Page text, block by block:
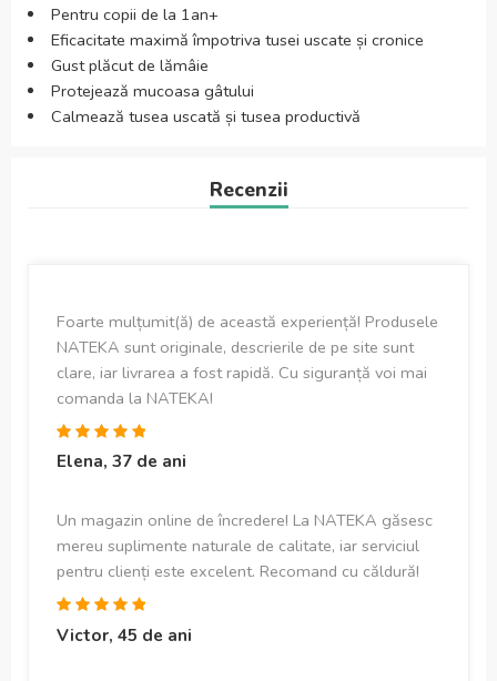
Pentru copii de la 1an+
Eficacitate maximă împotriva tusei uscate și cronice
Gust plăcut de lămâie
Protejează mucoasa gâtului
Calmează tusea uscată și tusea productivă
Recenzii
Foarte mulțumit(ă) de această experiență! Produsele
NATEKA sunt originale, descrierile de pe site sunt
clare, iar livrarea a fost rapidă. Cu siguranță voi mai
comanda la NATEKA!
Elena, 37 de ani
Un magazin online de încredere! La NATEKA găsesc
mereu suplimente naturale de calitate, iar serviciul
pentru clienți este excelent. Recomand cu căldură!
Victor, 45 de ani